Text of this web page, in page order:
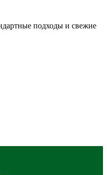
подходы и свежие